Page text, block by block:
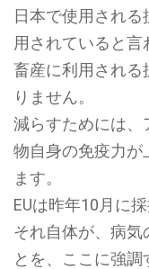
日本で使用される
用されていると
畜産に利用される
りません。
減らすためには、
物自身の免疫力が
ます。
EUは昨年10月に
それ自体が、病気
とを、ここに強